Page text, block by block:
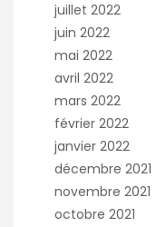
juillet 2022
juin 2022
mai 2022
avril 2022
mars 2022
février 2022
janvier 2022
décembre 2021
novembre 2021
octobre 2021